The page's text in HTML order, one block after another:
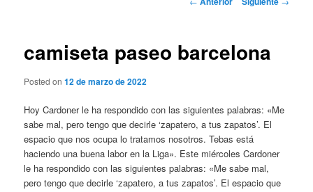
camiseta paseo barcelona
Posted on12 de marzo de 2022
Hoy Cardoner le ha respondido con las siguientes palabras: «Me
sabe mal, pero tengo que decirle ‘zapatero, a tus zapatos’. El
espacio que nos ocupa lo tratamos nosotros. Tebas está
haciendo una buena labor en la Liga». Este miércoles Cardoner
le ha respondido con las siguientes palabras: «Me sabe mal,
pero tengo que decirle ‘zapatero, a tus zapatos’. El espacio que